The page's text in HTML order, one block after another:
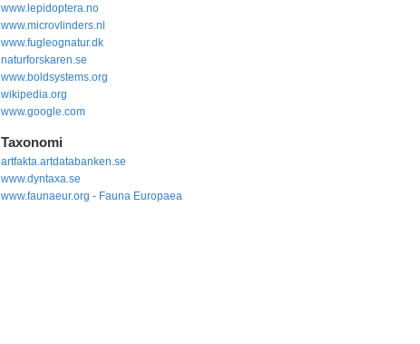
www.lepidoptera.no
www.microvlinders.nl
www.fugleognatur.dk
naturforskaren.se
www.boldsystems.org
wikipedia.org
www.google.com
Taxonomi
artfakta.artdatabanken.se
www.dyntaxa.se
www.faunaeur.org - Fauna Europaea